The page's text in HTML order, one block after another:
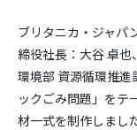
ブリタニカ・ジャパ
締役社長：大谷 卓
環境部 資源循環推
ックごみ問題」をテ
材一式を制作しまし